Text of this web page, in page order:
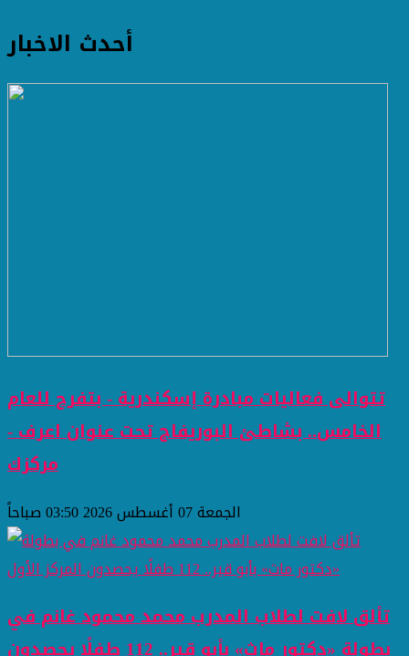
أحدث الاخبار
تتوالى فعاليات مبادرة إسكندرية - بتفرح للعام
الخامس.. بشاطئ البوريفاج تحت عنوان اعرف -
مركزك
الجمعة 07 أغسطس 2026 03:50 صباحاً
تألق لافت لطلاب المدرب محمد محمود غانم في
بطولة «دكتور ماث» بأبو قير.. 112 طفلًا يحصدون